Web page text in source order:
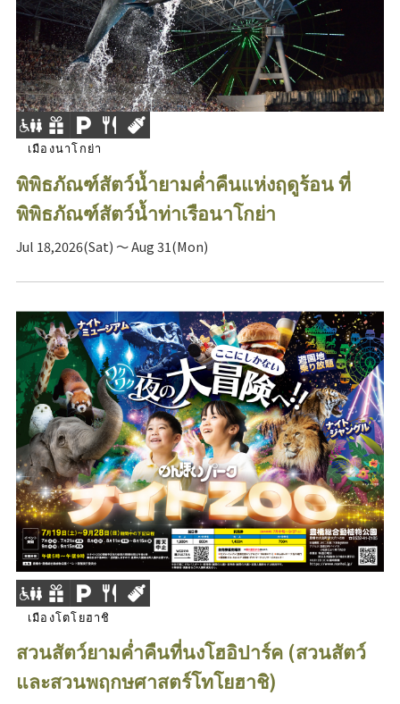
เมืองนาโกย่า
พิพิธภัณฑ์สัตว์น้ำยามค่ำคืนแห่งฤดูร้อน ที่
พิพิธภัณฑ์สัตว์น้ำท่าเรือนาโกย่า
Jul 18,2026(Sat) ～ Aug 31(Mon)
เมืองโตโยฮาชิ
สวนสัตว์ยามค่ำคืนที่นงโฮอิปาร์ค (สวนสัตว์
และสวนพฤกษศาสตร์โทโยฮาชิ)